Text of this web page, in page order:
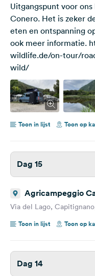
Uitgangspunt voor
Conero. Het is zeker
eten en ontspanning
ook meer informatie.
wildlife.de/on-tour/
wild/
Toon in lijst Toon op
Dag 15
Agricampeggio
Via del Lago,
Toon in lijst
Toon op
Dag 14